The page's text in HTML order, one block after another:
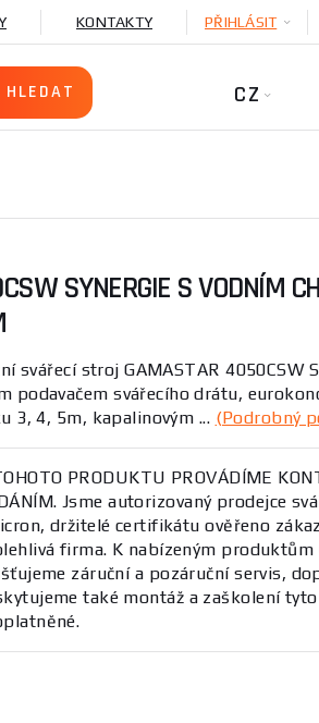
KONTAKTY PŘIHLÁSIT
CZ
SYNERGIE S VODNÍM
svářecí stroj GAMASTAR 4050CSW
podavačem svářecího drátu,
3, 4, 5m, kapalinovým ... (Podrobný
PRODUKTU PROVÁDÍME
Jsme autorizovaný prodejce
držitelé certifikátu ověřeno
firma. K nabízeným produktům
záruční a pozáruční servis,
také montáž a zaškolení